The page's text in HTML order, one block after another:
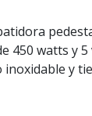
450 watts y 5
y